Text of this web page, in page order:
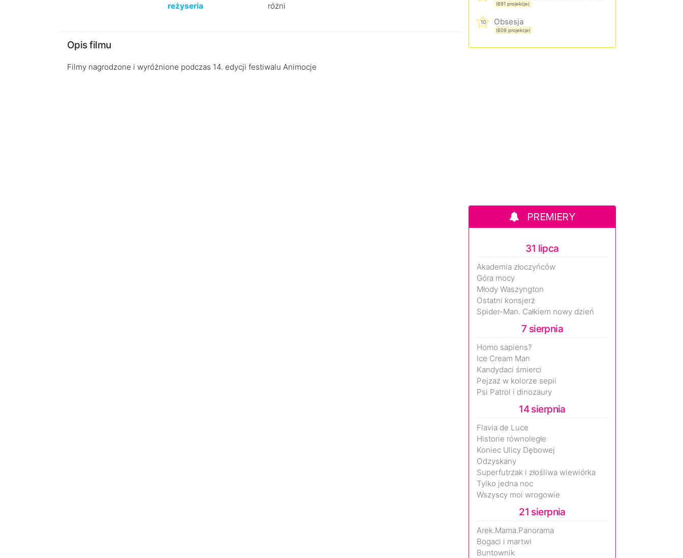
reżyseria
różni
Opis filmu
Filmy nagrodzone i wyróżnione podczas 14. edycji festiwalu Animocje
(691 projekcje)
10 Obsesja
(609 projekcje)
PREMIERY
31 lipca
Akademia złoczyńców
Góra mocy
Młody Waszyngton
Ostatni konsjerż
Spider-Man. Całkiem nowy dzień
7 sierpnia
Homo sapiens?
Ice Cream Man
Kandydaci śmierci
Pejzaż w kolorze sepii
Psi Patrol i dinozaury
14 sierpnia
Flavia de Luce
Historie równoległe
Koniec Ulicy Dębowej
Odzyskany
Superfutrzak i złośliwa wiewiórka
Tylko jedna noc
Wszyscy moi wrogowie
21 sierpnia
Arek.Mama.Panorama
Bogaci i martwi
Buntownik